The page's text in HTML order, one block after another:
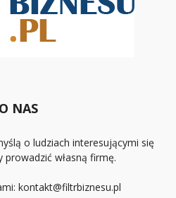
O NAS
o ludziach interesującymi się
prowadzić własną firmę.
kontakt@filtrbiznesu.pl